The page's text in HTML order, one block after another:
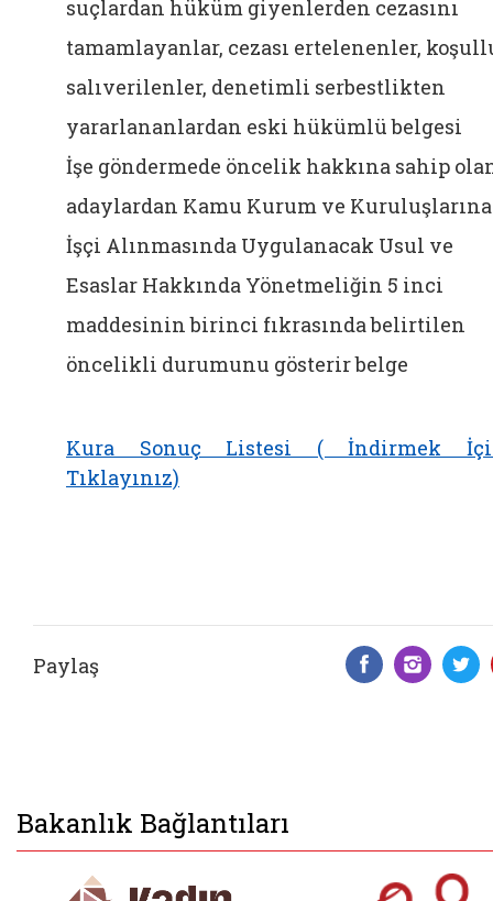
suçlardan hüküm giyenlerden cezasını
tamamlayanlar, cezası ertelenenler,
salıverilenler, denetimli serbestlikten
yararlananlardan eski hükümlü belgesi
İşe göndermede öncelik hakkına sahip
adaylardan Kamu Kurum ve Kuruluşlarına
İşçi Alınmasında Uygulanacak Usul ve
Esaslar Hakkında Yönetmeliğin 5 inci
maddesinin birinci fıkrasında belirtilen
öncelikli durumunu gösterir belge
Kura Sonuç Listesi ( İndirmek
Tıklayınız)
Paylaş
Bakanlık Bağlantıları